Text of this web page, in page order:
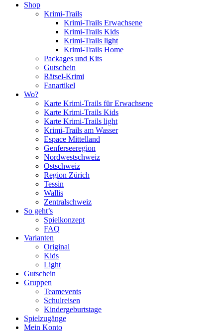
Shop
Krimi-Trails
Krimi-Trails Erwachsene
Krimi-Trails Kids
Krimi-Trails light
Krimi-Trails Home
Packages und Kits
Gutschein
Rätsel-Krimi
Fanartikel
Wo?
Karte Krimi-Trails für Erwachsene
Karte Krimi-Trails Kids
Karte Krimi-Trails light
Krimi-Trails am Wasser
Espace Mittelland
Genferseeregion
Nordwestschweiz
Ostschweiz
Region Zürich
Tessin
Wallis
Zentralschweiz
So geht’s
Spielkonzept
FAQ
Varianten
Original
Kids
Light
Gutschein
Gruppen
Teamevents
Schulreisen
Kindergeburtstage
Spielzugänge
Mein Konto